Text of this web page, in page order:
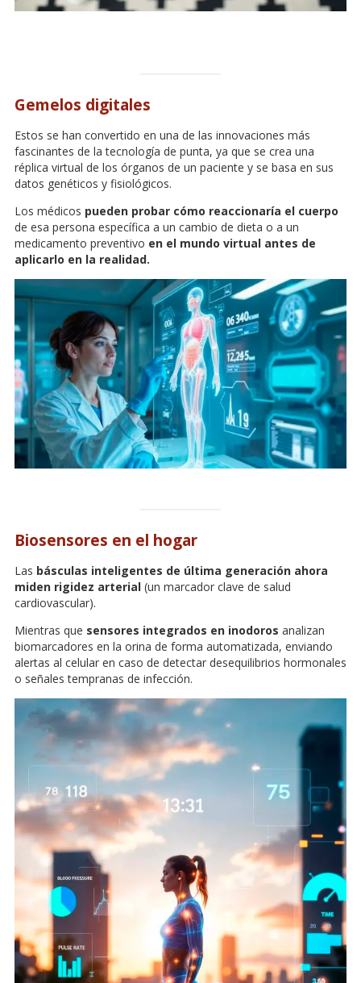
Gemelos digitales
Estos se han convertido en una de las innovaciones más
fascinantes de la tecnología de punta, ya que se crea una
réplica virtual de los órganos de un paciente y se basa en sus
datos genéticos y fisiológicos.
Los médicos pueden probar cómo reaccionaría el cuerpo
de esa persona específica a un cambio de dieta o a un
medicamento preventivo en el mundo virtual antes de
aplicarlo en la realidad.
Biosensores en el hogar
Las básculas inteligentes de última generación ahora
miden rigidez arterial (un marcador clave de salud
cardiovascular).
Mientras que sensores integrados en inodoros analizan
biomarcadores en la orina de forma automatizada, enviando
alertas al celular en caso de detectar desequilibrios hormonales
o señales tempranas de infección.